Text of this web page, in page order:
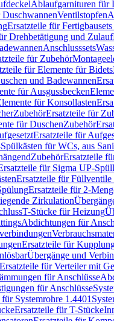
Ablaufgarnituren für
Ventilstopfen
Ersatzteile für
Drehbetätigung und Zulauf
Anschlusssets
für Zubehör
für Elemente für Bidets
und Badewannen
für Ausgussbecken
für Konsollasten
ZubehörErsatzteile für
für DuschenZubehör
Ersatzteile für
für WCs, aus
ZubehörErsatzteile
für Sigma UP-
Ersatzteile für
Ersatzteile für 2-
Zirkulation
T-Stücke für Heizung
Abdichtungen für
Ersatzteile für
Übergänge und
Ersatzteile für Verteiler mit
für Anschlüsse
für Anschlüsse
Systemrohre 1.4401
Ersatzteile für T-Stücke